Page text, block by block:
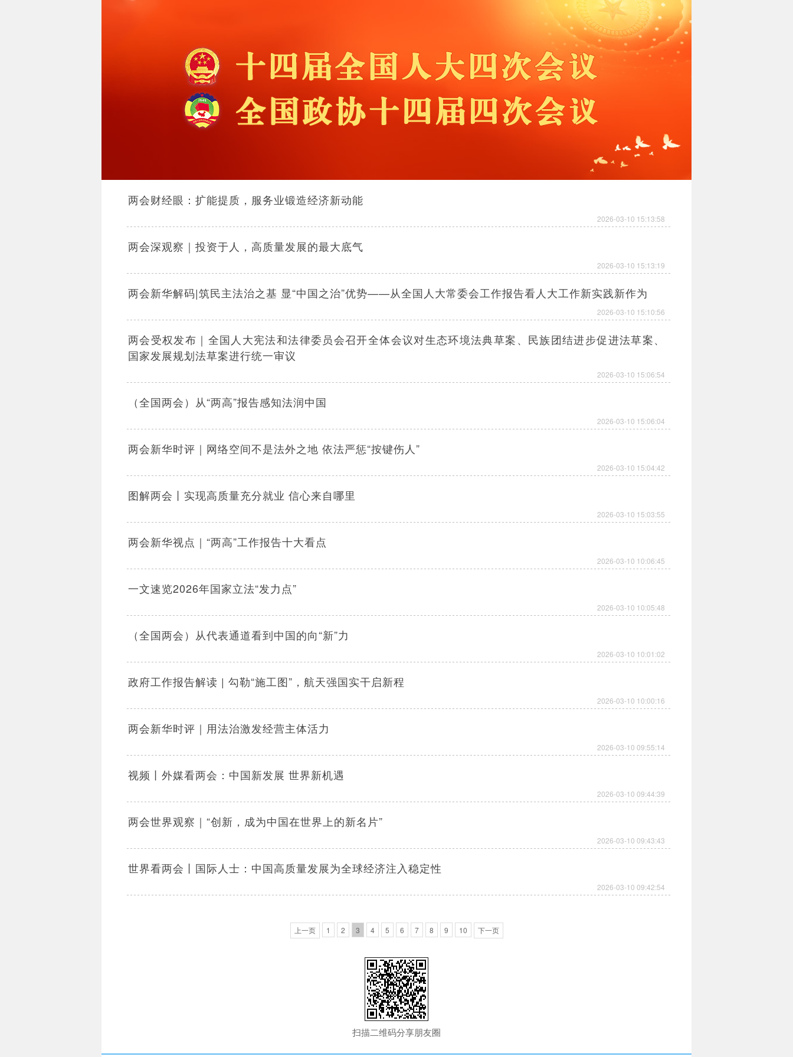
两会财经眼：扩能提质，服务业锻造经济新动能
2026-03-10 15:13:58
两会深观察｜投资于人，高质量发展的最大底气
2026-03-10 15:13:19
两会新华解码|筑民主法治之基 显“中国之治”优势——从全国人大常委会工作报告看人大工作新实践新作为
2026-03-10 15:10:56
两会受权发布｜全国人大宪法和法律委员会召开全体会议对生态环境法典草案、民族团结进步促进法草案、
国家发展规划法草案进行统一审议
2026-03-10 15:06:54
（全国两会）从“两高”报告感知法润中国
2026-03-10 15:06:04
两会新华时评｜网络空间不是法外之地 依法严惩“按键伤人”
2026-03-10 15:04:42
图解两会丨实现高质量充分就业 信心来自哪里
2026-03-10 15:03:55
两会新华视点｜“两高”工作报告十大看点
2026-03-10 10:06:45
一文速览2026年国家立法“发力点”
2026-03-10 10:05:48
（全国两会）从代表通道看到中国的向“新”力
2026-03-10 10:01:02
政府工作报告解读 | 勾勒“施工图”，航天强国实干启新程
2026-03-10 10:00:16
两会新华时评｜用法治激发经营主体活力
2026-03-10 09:55:14
视频丨外媒看两会：中国新发展 世界新机遇
2026-03-10 09:44:39
两会世界观察｜“创新，成为中国在世界上的新名片”
2026-03-10 09:43:43
世界看两会丨国际人士：中国高质量发展为全球经济注入稳定性
2026-03-10 09:42:54
上一页 1 2 3 4 5 6 7 8 9 10 下一页
扫描二维码分享朋友圈